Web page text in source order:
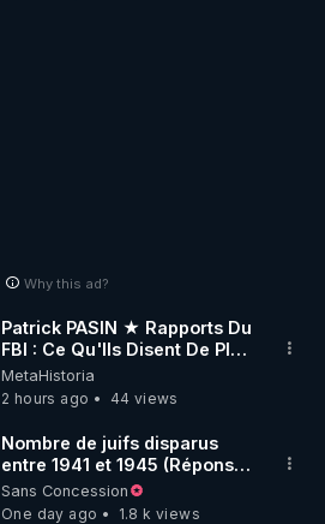
Why this ad?
Patrick PASIN ★ Rapports Du
FBI : Ce Qu'Ils Disent De Plus
Grave Sur Hitler
MetaHistoria
2 hours ago
44 views
Nombre de juifs disparus
entre 1941 et 1945 (Réponse
à mes accusateurs)
Sans Concession
One day ago
1.8 k views